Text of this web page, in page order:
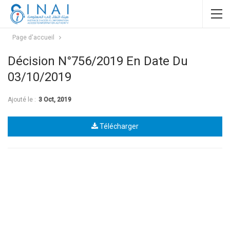
Page d'accueil
Décision N°756/2019 En Date Du
03/10/2019
Ajouté le : 3 Oct, 2019
Télécharger